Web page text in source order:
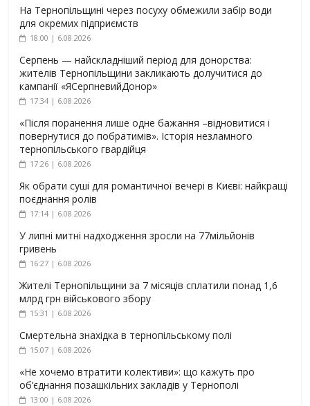
На Тернопільщині через посуху обмежили забір води
для окремих підприємств
18:00 | 6.08.2026
Серпень — найскладніший період для донорства:
жителів Тернопільщини закликають долучитися до
кампанії «ЯСерпневийДонор»
17:34 | 6.08.2026
«Після поранення лише одне бажання –відновитися і
повернутися до побратимів». Історія незламного
тернопільського гвардійця
17:26 | 6.08.2026
Як обрати суші для романтичної вечері в Києві: найкращі
поєднання ролів
17:14 | 6.08.2026
У липні митні надходження зросли на 77мільйонів
гривень
16:27 | 6.08.2026
Жителі Тернопільщини за 7 місяців сплатили понад 1,6
млрд грн військового збору
15:31 | 6.08.2026
Смертельна знахідка в тернопільському полі
15:07 | 6.08.2026
«Не хочемо втратити колективи»: що кажуть про
об’єднання позашкільних закладів у Тернополі
13:00 | 6.08.2026